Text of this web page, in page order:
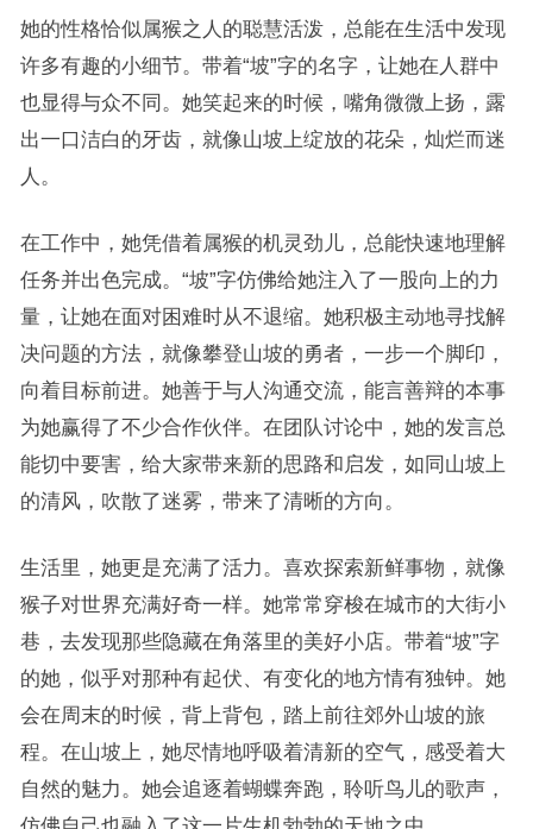
她的性格恰似属猴之人的聪慧活泼，总能在生活中发现
许多有趣的小细节。带着“坡”字的名字，让她在人群中
也显得与众不同。她笑起来的时候，嘴角微微上扬，露
出一口洁白的牙齿，就像山坡上绽放的花朵，灿烂而迷
人。
在工作中，她凭借着属猴的机灵劲儿，总能快速地理解
任务并出色完成。“坡”字仿佛给她注入了一股向上的力
量，让她在面对困难时从不退缩。她积极主动地寻找解
决问题的方法，就像攀登山坡的勇者，一步一个脚印，
向着目标前进。她善于与人沟通交流，能言善辩的本事
为她赢得了不少合作伙伴。在团队讨论中，她的发言总
能切中要害，给大家带来新的思路和启发，如同山坡上
的清风，吹散了迷雾，带来了清晰的方向。
生活里，她更是充满了活力。喜欢探索新鲜事物，就像
猴子对世界充满好奇一样。她常常穿梭在城市的大街小
巷，去发现那些隐藏在角落里的美好小店。带着“坡”字
的她，似乎对那种有起伏、有变化的地方情有独钟。她
会在周末的时候，背上背包，踏上前往郊外山坡的旅
程。在山坡上，她尽情地呼吸着清新的空气，感受着大
自然的魅力。她会追逐着蝴蝶奔跑，聆听鸟儿的歌声，